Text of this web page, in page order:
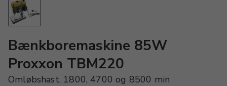
Bænkboremaskine 85W
Proxxon TBM220
Omløbshast. 1800, 4700 og 8500 min